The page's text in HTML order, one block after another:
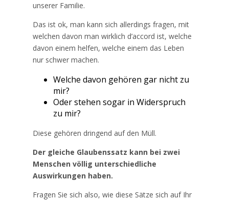
unserer Familie.
Das ist ok, man kann sich allerdings fragen, mit
welchen davon man wirklich d’accord ist, welche
davon einem helfen, welche einem das Leben
nur schwer machen.
Welche davon gehören gar nicht zu
mir?
Oder stehen sogar in Widerspruch
zu mir?
Diese gehören dringend auf den Müll.
Der gleiche Glaubenssatz kann bei zwei
Menschen völlig unterschiedliche
Auswirkungen haben.
Fragen Sie sich also, wie diese Sätze sich auf Ihr